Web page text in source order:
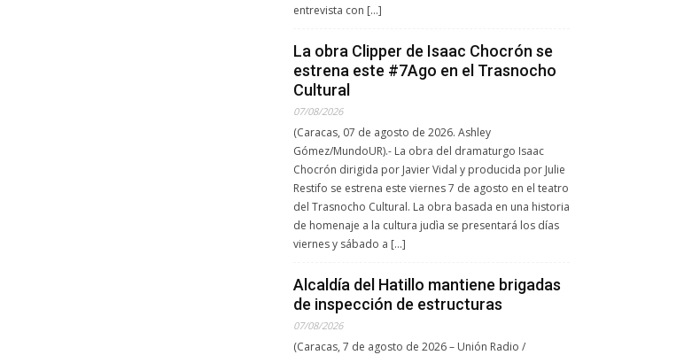
entrevista con […]
La obra Clipper de Isaac Chocrón se
estrena este #7Ago en el Trasnocho
Cultural
07/08/2026
(Caracas, 07 de agosto de 2026. Ashley
Gómez/MundoUR).- La obra del dramaturgo Isaac
Chocrón dirigida por Javier Vidal y producida por Julie
Restifo se estrena este viernes 7 de agosto en el teatro
del Trasnocho Cultural. La obra basada en una historia
de homenaje a la cultura judìa se presentará los días
viernes y sábado a […]
Alcaldía del Hatillo mantiene brigadas
de inspección de estructuras
07/08/2026
(Caracas, 7 de agosto de 2026 – Unión Radio /